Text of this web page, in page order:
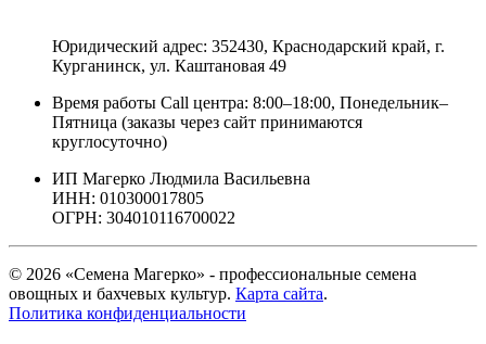
Юридический адрес: 352430, Краснодарский край, г.
Курганинск, ул. Каштановая 49
Время работы Call центра: 8:00–18:00, Понедельник–
Пятница (заказы через сайт принимаются
круглосуточно)
ИП Магерко Людмила Васильевна
ИНН: 010300017805
ОГРН: 304010116700022
© 2026 «Семена Магерко» - профессиональные семена
овощных и бахчевых культур. Карта сайта.
Политика конфиденциальности